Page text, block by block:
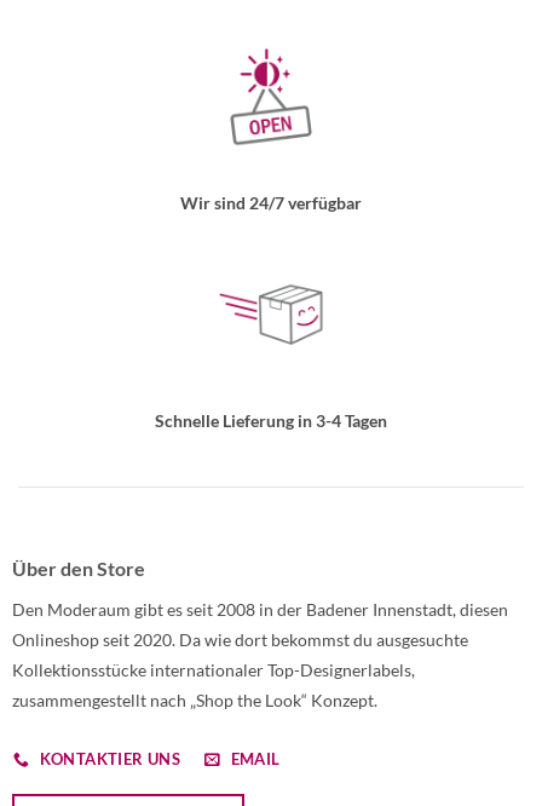
Wir sind 24/7 verfügbar
Schnelle Lieferung in 3-4 Tagen
Über den Store
Den Moderaum gibt es seit 2008 in der Badener Innenstadt, diesen
Onlineshop seit 2020. Da wie dort bekommst du ausgesuchte
Kollektionsstücke internationaler Top-Designerlabels,
zusammengestellt nach „Shop the Look“ Konzept.
KONTAKTIER UNS EMAIL